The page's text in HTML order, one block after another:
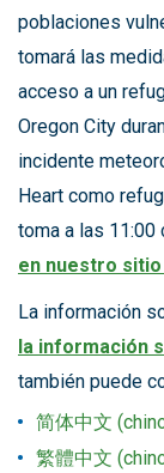
poblaciones
tomará las
acceso a un
Oregon City
incidente
Heart como
toma a las 11:00
en nuestro
La información
la información
también puede
简体中文
繁體中文